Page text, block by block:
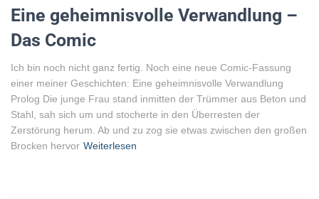
Eine geheimnisvolle Verwandlung –
Das Comic
Ich bin noch nicht ganz fertig. Noch eine neue Comic-Fassung
einer meiner Geschichten: Eine geheimnisvolle Verwandlung
Prolog Die junge Frau stand inmitten der Trümmer aus Beton und
Stahl, sah sich um und stocherte in den Überresten der
Zerstörung herum. Ab und zu zog sie etwas zwischen den großen
Brocken hervor Weiterlesen